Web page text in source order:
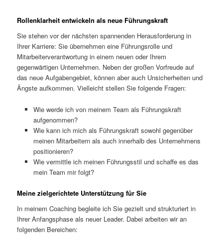
Rollenklarheit entwickeln als neue Führungskraft
Sie stehen vor der nächsten spannenden Herausforderung in
Ihrer Karriere: Sie übernehmen eine Führungsrolle und
Mitarbeiterverantwortung in einem neuen oder Ihrem
gegenwärtigen Unternehmen. Neben der großen Vorfreude auf
das neue Aufgabengebiet, können aber auch Unsicherheiten und
Ängste aufkommen. Vielleicht stellen Sie folgende Fragen:
Wie werde ich von meinem Team als Führungskraft
aufgenommen?
Wie kann ich mich als Führungskraft sowohl gegenüber
meinen Mitarbeitern als auch innerhalb des Unternehmens
positionieren?
Wie vermittle ich meinen Führungsstil und schaffe es das
mein Team mir folgt?
Meine zielgerichtete Unterstützung für Sie
In meinem Coaching begleite ich Sie gezielt und strukturiert in
Ihrer Anfangsphase als neuer Leader. Dabei arbeiten wir an
folgenden Bereichen: